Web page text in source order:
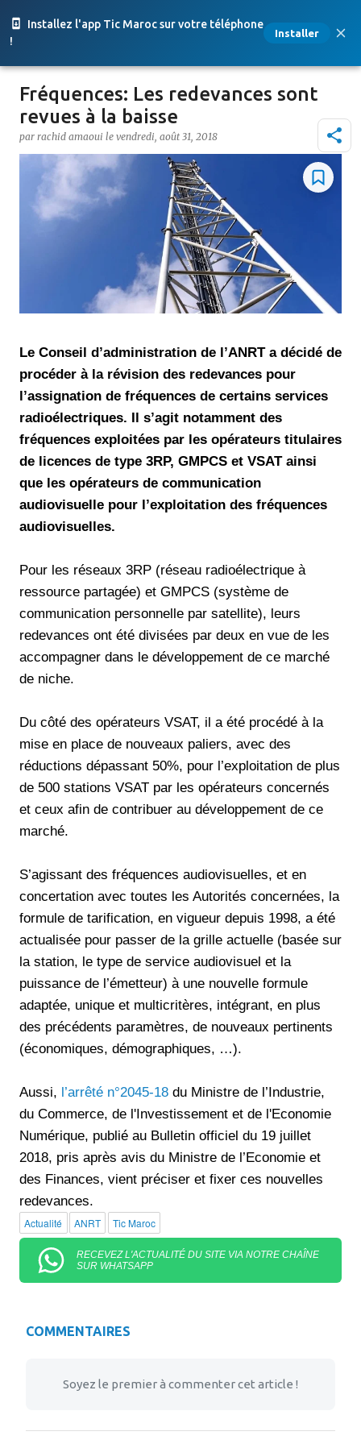
Installez l'app Tic Maroc sur votre téléphone
!
Installer
Accéder au contenu principal
Fréquences: Les redevances sont
revues à la baisse
par rachid amaoui le vendredi, août 31, 2018
Le Conseil d’administration de l’ANRT a décidé de
procéder à la révision des redevances pour
l’assignation de fréquences de certains services
radioélectriques. Il s’agit notamment des
fréquences exploitées par les opérateurs titulaires
de licences de type 3RP, GMPCS et VSAT ainsi
que les opérateurs de communication
audiovisuelle pour l’exploitation des fréquences
audiovisuelles.
Pour les réseaux 3RP (réseau radioélectrique à
ressource partagée) et GMPCS (système de
communication personnelle par satellite), leurs
redevances ont été divisées par deux en vue de les
accompagner dans le développement de ce marché
de niche.
Du côté des opérateurs VSAT, il a été procédé à la
mise en place de nouveaux paliers, avec des
réductions dépassant 50%, pour l’exploitation de plus
de 500 stations VSAT par les opérateurs concernés
et ceux afin de contribuer au développement de ce
marché.
S’agissant des fréquences audiovisuelles, et en
concertation avec toutes les Autorités concernées, la
formule de tarification, en vigueur depuis 1998, a été
actualisée pour passer de la grille actuelle (basée sur
la station, le type de service audiovisuel et la
puissance de l’émetteur) à une nouvelle formule
adaptée, unique et multicritères, intégrant, en plus
des précédents paramètres, de nouveaux pertinents
(économiques, démographiques, …).
Aussi, l’arrêté n°2045-18 du Ministre de l’Industrie,
du Commerce, de l'Investissement et de l'Economie
Numérique, publié au Bulletin officiel du 19 juillet
2018, pris après avis du Ministre de l’Economie et
des Finances, vient préciser et fixer ces nouvelles
redevances.
Actualité ANRT Tic Maroc
RECEVEZ L'ACTUALITÉ DU SITE VIA NOTRE CHAÎNE
SUR WHATSAPP
COMMENTAIRES
Soyez le premier à commenter cet article !